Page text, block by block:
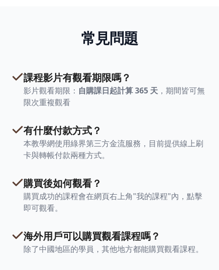
常見問題
課程影片有觀看期限嗎？
影片觀看期限： 自購課日起計算 365 天 ，期間皆可無
限次重複觀看
有什麼付款方式？
本教學網使用綠界第三方金流服務，目前提供線上刷
卡與轉帳付款兩種方式。
購買後如何觀看？
購買成功的課程會在網頁右上角"我的課程"內，點擊
即可觀看。
海外用戶可以購買觀看課程嗎？
除了中國地區的學員，其他地方都能購買觀看課程。